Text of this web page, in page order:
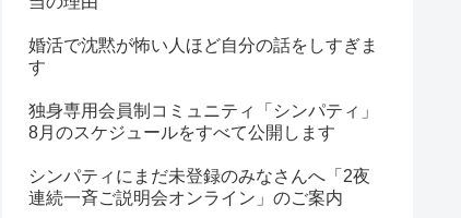
婚活で沈黙が怖い人ほど自分の話をしすぎま
す
独身専用会員制コミュニティ「シンパティ」
8月のスケジュールをすべて公開します
シンパティにまだ未登録のみなさんへ「2夜
連続一斉ご説明会オンライン」のご案内